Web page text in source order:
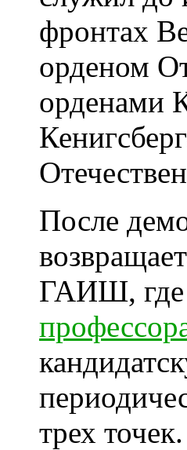
фронтах
орденом
орденами
После
ГАИШ, где
трех точек.